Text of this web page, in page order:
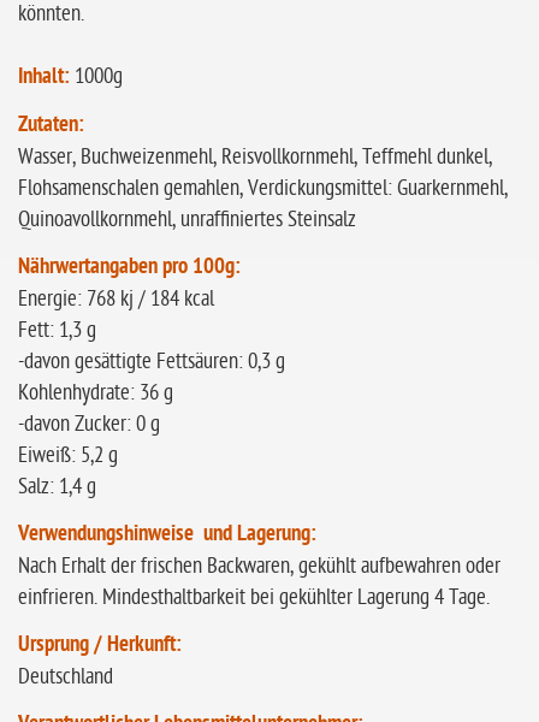
könnten.
Inhalt: 1000g
Zutaten:
Wasser, Buchweizenmehl, Reisvollkornmehl, Teffmehl dunkel,
Flohsamenschalen gemahlen, Verdickungsmittel: Guarkernmehl,
Quinoavollkornmehl, unraffiniertes Steinsalz
Nährwertangaben pro 100g:
Energie: 768 kj / 184 kcal
Fett: 1,3 g
-davon gesättigte Fettsäuren: 0,3 g
Kohlenhydrate: 36 g
-davon Zucker: 0 g
Eiweiß: 5,2 g
Salz: 1,4 g
Verwendungshinweise und Lagerung:
Nach Erhalt der frischen Backwaren, gekühlt aufbewahren oder
einfrieren. Mindesthaltbarkeit bei gekühlter Lagerung 4 Tage.
Ursprung / Herkunft:
Deutschland